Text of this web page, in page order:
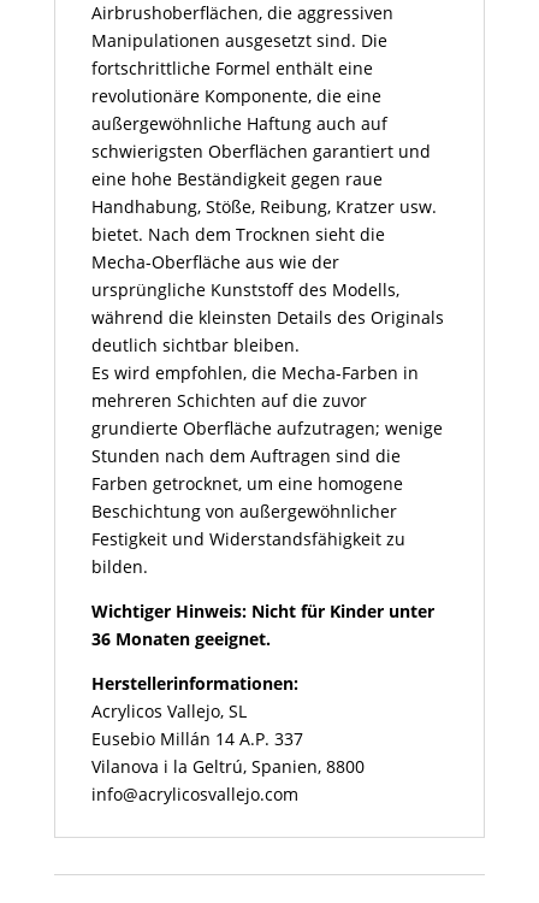
Airbrushoberflächen, die aggressiven
Manipulationen ausgesetzt sind. Die
fortschrittliche Formel enthält eine
revolutionäre Komponente, die eine
außergewöhnliche Haftung auch auf
schwierigsten Oberflächen garantiert und
eine hohe Beständigkeit gegen raue
Handhabung, Stöße, Reibung, Kratzer usw.
bietet. Nach dem Trocknen sieht die
Mecha-Oberfläche aus wie der
ursprüngliche Kunststoff des Modells,
während die kleinsten Details des Originals
deutlich sichtbar bleiben.
Es wird empfohlen, die Mecha-Farben in
mehreren Schichten auf die zuvor
grundierte Oberfläche aufzutragen; wenige
Stunden nach dem Auftragen sind die
Farben getrocknet, um eine homogene
Beschichtung von außergewöhnlicher
Festigkeit und Widerstandsfähigkeit zu
bilden.
Wichtiger Hinweis: Nicht für Kinder unter
36 Monaten geeignet.
Herstellerinformationen:
Acrylicos Vallejo, SL
Eusebio Millán 14 A.P. 337
Vilanova i la Geltrú, Spanien, 8800
info@acrylicosvallejo.com